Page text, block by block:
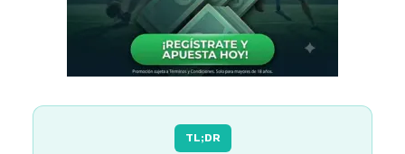
TL;DR